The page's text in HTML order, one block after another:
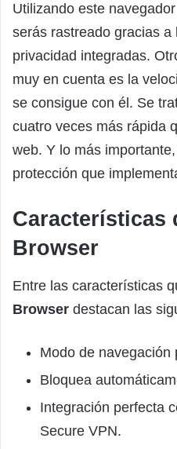
Utilizando este
serás rastreado gracias a
privacidad integradas.
muy en cuenta es la
se consigue con él. Se
cuatro veces más rápida
web. Y lo más
protección que
Características
Browser
Entre las características
Browser destacan las
Modo de navegación
Bloquea
Integración perfecta
Secure VPN.